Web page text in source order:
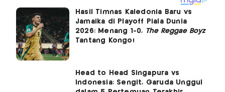
Hasil Timnas Kaledonia Baru vs
Jamaika di Playoff Piala Dunia
2026: Menang 1-0, The Reggae Boyz
Tantang Kongo!
Head to Head Singapura vs
Indonesia: Sengit, Garuda Unggul